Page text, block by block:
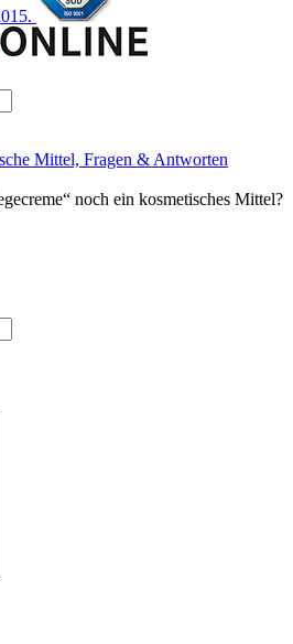
Mittel, Fragen & Antworten
noch ein kosmetisches Mittel?